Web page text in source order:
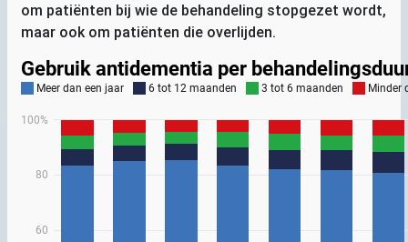
om patiënten bij wie de behandeling stopgezet wordt,
maar ook om patiënten die overlijden.